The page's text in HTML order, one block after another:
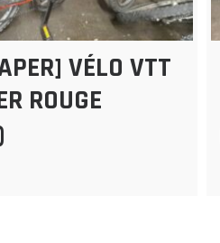
VÉLO VTT
ROUGE